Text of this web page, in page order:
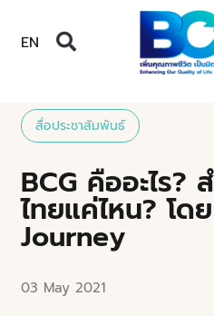
EN
สื่อประชาสัมพันธ์
BCG คืออะไร
ไทยแค่ไหน? โด
Journey
03 May 2021